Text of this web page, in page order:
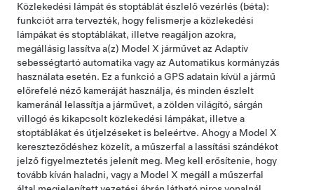
Közlekedési lámpát és stoptáblát észlelő vezérlés (béta):
funkciót arra tervezték, hogy felismerje a közlekedési
lámpákat és stoptáblákat, illetve reagáljon azokra,
megállásig lassítva a(z) Model X járművet az Adaptív
sebességtartó automatikavagy az Automatikus kormányzás
használata esetén. Ez a funkció a GPS adatain kívül a jármű
előrefelé néző kameráját használja, és minden észlelt
kameránál lelassítja a járművet, a zölden világító, sárgán
villogó és kikapcsolt közlekedési lámpákat, illetve a
stoptáblákat és útjelzéseket is beleértve. Ahogy a Model X
kereszteződéshez közelít, a műszerfal a lassítási szándékot
jelző figyelmeztetés jelenít meg. Meg kell erősítenie, hogy
tovább kíván haladni, vagy a Model X megáll a műszerfal